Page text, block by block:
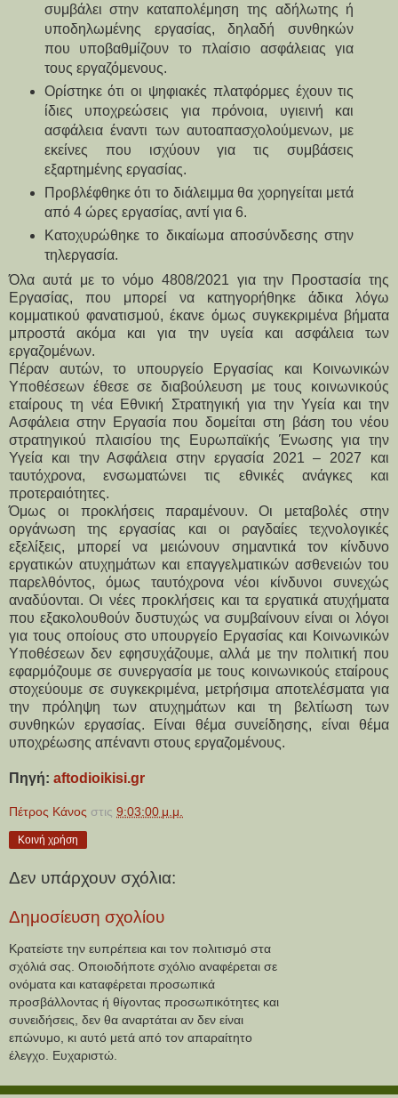
συμβάλει στην καταπολέμηση της αδήλωτης ή
υποδηλωμένης εργασίας, δηλαδή συνθηκών
που υποβαθμίζουν το πλαίσιο ασφάλειας για
τους εργαζόμενους.
Ορίστηκε ότι οι ψηφιακές πλατφόρμες έχουν τις
ίδιες υποχρεώσεις για πρόνοια, υγιεινή και
ασφάλεια έναντι των αυτοαπασχολούμενων, με
εκείνες που ισχύουν για τις συμβάσεις
εξαρτημένης εργασίας.
Προβλέφθηκε ότι το διάλειμμα θα χορηγείται μετά
από 4 ώρες εργασίας, αντί για 6.
Κατοχυρώθηκε το δικαίωμα αποσύνδεσης στην
τηλεργασία.
Όλα αυτά με το νόμο 4808/2021 για την Προστασία της
Εργασίας, που μπορεί να κατηγορήθηκε άδικα λόγω
κομματικού φανατισμού, έκανε όμως συγκεκριμένα βήματα
μπροστά ακόμα και για την υγεία και ασφάλεια των
εργαζομένων.
Πέραν αυτών, το υπουργείο Εργασίας και Κοινωνικών
Υποθέσεων έθεσε σε διαβούλευση με τους κοινωνικούς
εταίρους τη νέα Εθνική Στρατηγική για την Υγεία και την
Ασφάλεια στην Εργασία που δομείται στη βάση του νέου
στρατηγικού πλαισίου της Ευρωπαϊκής Ένωσης για την
Υγεία και την Ασφάλεια στην εργασία 2021 – 2027 και
ταυτόχρονα, ενσωματώνει τις εθνικές ανάγκες και
προτεραιότητες.
Όμως οι προκλήσεις παραμένουν. Οι μεταβολές στην
οργάνωση της εργασίας και οι ραγδαίες τεχνολογικές
εξελίξεις, μπορεί να μειώνουν σημαντικά τον κίνδυνο
εργατικών ατυχημάτων και επαγγελματικών ασθενειών του
παρελθόντος, όμως ταυτόχρονα νέοι κίνδυνοι συνεχώς
αναδύονται. Οι νέες προκλήσεις και τα εργατικά ατυχήματα
που εξακολουθούν δυστυχώς να συμβαίνουν είναι οι λόγοι
για τους οποίους στο υπουργείο Εργασίας και Κοινωνικών
Υποθέσεων δεν εφησυχάζουμε, αλλά με την πολιτική που
εφαρμόζουμε σε συνεργασία με τους κοινωνικούς εταίρους
στοχεύουμε σε συγκεκριμένα, μετρήσιμα αποτελέσματα για
την πρόληψη των ατυχημάτων και τη βελτίωση των
συνθηκών εργασίας. Είναι θέμα συνείδησης, είναι θέμα
υποχρέωσης απέναντι στους εργαζομένους.
Πηγή: aftodioikisi.gr
Πέτρος Κάνος στις 9:03:00 μ.μ.
Κοινή χρήση
Δεν υπάρχουν σχόλια:
Δημοσίευση σχολίου
Κρατείστε την ευπρέπεια και τον πολιτισμό στα
σχόλιά σας. Οποιοδήποτε σχόλιο αναφέρεται σε
ονόματα και καταφέρεται προσωπικά
προσβάλλοντας ή θίγοντας προσωπικότητες και
συνειδήσεις, δεν θα αναρτάται αν δεν είναι
επώνυμο, κι αυτό μετά από τον απαραίτητο
έλεγχο. Ευχαριστώ.